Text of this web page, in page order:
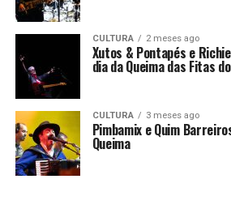
CULTURA 2 meses ago
Xutos & Pontapés e
dia da Queima das Fitas
CULTURA 3 meses ago
Pimbamix e Quim
Queima